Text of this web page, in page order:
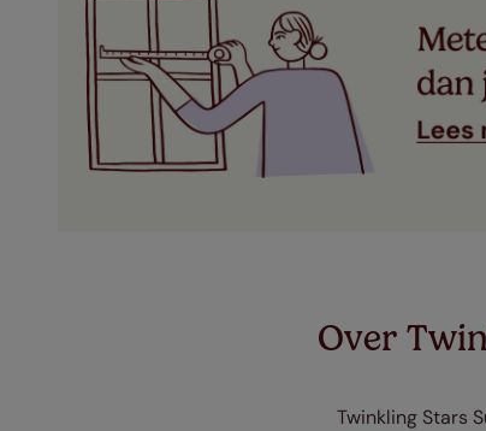
Over
Twinkling Stars